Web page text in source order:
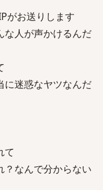
がお送りします
な人が声かけるんだ
に迷惑なヤツなんだ
て
？なんで分からない